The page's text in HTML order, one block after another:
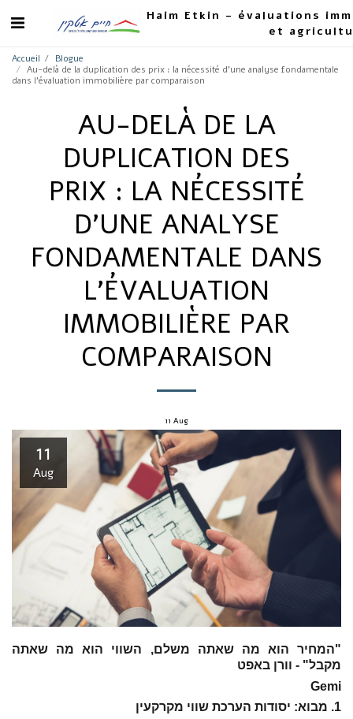
Haim Etkin - évaluations
et
Accueil
Blogue
Au-delà de la duplication des prix : la nécessité d'une analyse fondamentale
dans l'évaluation immobilière par comparaison
AU-DELÀ DE LA
DUPLICATION DES
PRIX : LA NÉCESSITÉ
D'UNE ANALYSE
FONDAMENTALE DANS
L'ÉVALUATION
IMMOBILIÈRE PAR
COMPARAISON
11 Aug
11
Aug
"המחיר הוא מה שאתה משלם, השווי הוא מה שאתה
מקבל" - וורן באפט
Gemi
1. מבוא: יסודות הערכת שווי מקרקעין